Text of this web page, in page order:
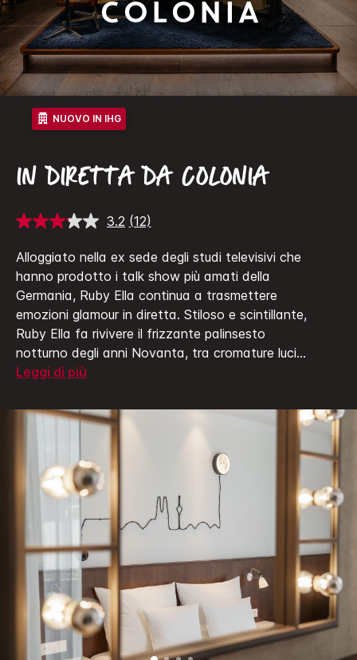
Colonia
NUOVO IN IHG
IN DIRETTA DA COLONIA
3.2 Leggi
recensioni.
Stesso
link
alla
pagina.
(12)
Alloggiato nella ex sede degli studi televisivi che
hanno prodotto i talk show più amati della
Germania, Ruby Ella continua a trasmettere
emozioni glamour in diretta. Stiloso e scintillante,
Ruby Ella fa rivivere il frizzante palinsesto
notturno degli anni Novanta, tra cromature luci...
Leggi di più